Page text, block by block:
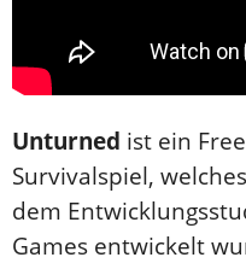
Unturned ist ein
Survivalspiel,
dem
Games entwickelt